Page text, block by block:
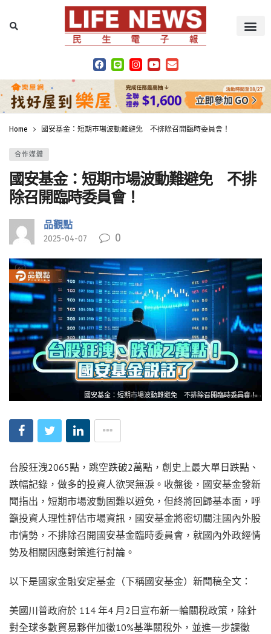
Home 國安基金：短期市場波動難避免 不排除召開臨時委員會！
合作媒體
國安基金：短期市場波動難避免 不排
除召開臨時委員會！
品觀點
2025-04-07 0
國安基金：短期市場波動難避免 不排除召開臨時委員會！
台股狂洩2065點，跳空跌破2萬點，創史上最大單日跌點、
跌幅記錄，做多的投資人欲哭無淚。收盤後，國安基金發新
聞指出，短期市場波動固難以避免，但終將回歸基本面，呼
籲投資人理性評估市場資訊，國安基金將密切關注國內外股
市情勢，不排除召開國安基金臨時委員會，就國內外政經情
勢及相關因應對策進行討論。
以下是國家金融安定基金（下稱國安基金）新聞稿全文：
美國川普政府於 114 年4 月2日宣布新一輪關稅政策，除針
對全球多數貿易夥伴加徵10%基準關稅外，並進一步課徵